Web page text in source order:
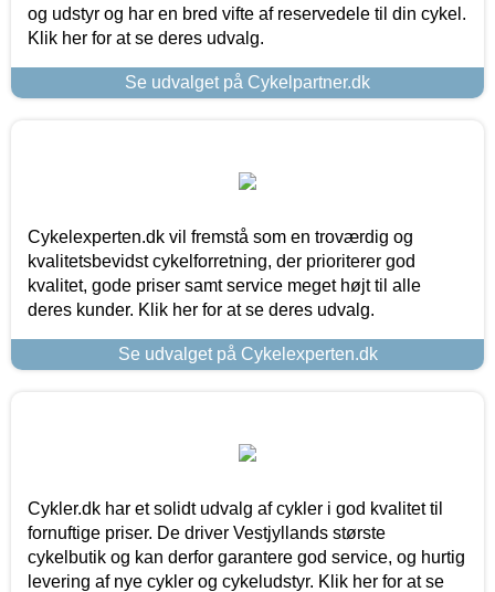
og udstyr og har en bred vifte af reservedele til din cykel.
Klik her for at se deres udvalg.
Se udvalget på Cykelpartner.dk
Cykelexperten.dk vil fremstå som en troværdig og
kvalitetsbevidst cykelforretning, der prioriterer god
kvalitet, gode priser samt service meget højt til alle
deres kunder. Klik her for at se deres udvalg.
Se udvalget på Cykelexperten.dk
Cykler.dk har et solidt udvalg af cykler i god kvalitet til
fornuftige priser. De driver Vestjyllands største
cykelbutik og kan derfor garantere god service, og hurtig
levering af nye cykler og cykeludstyr. Klik her for at se